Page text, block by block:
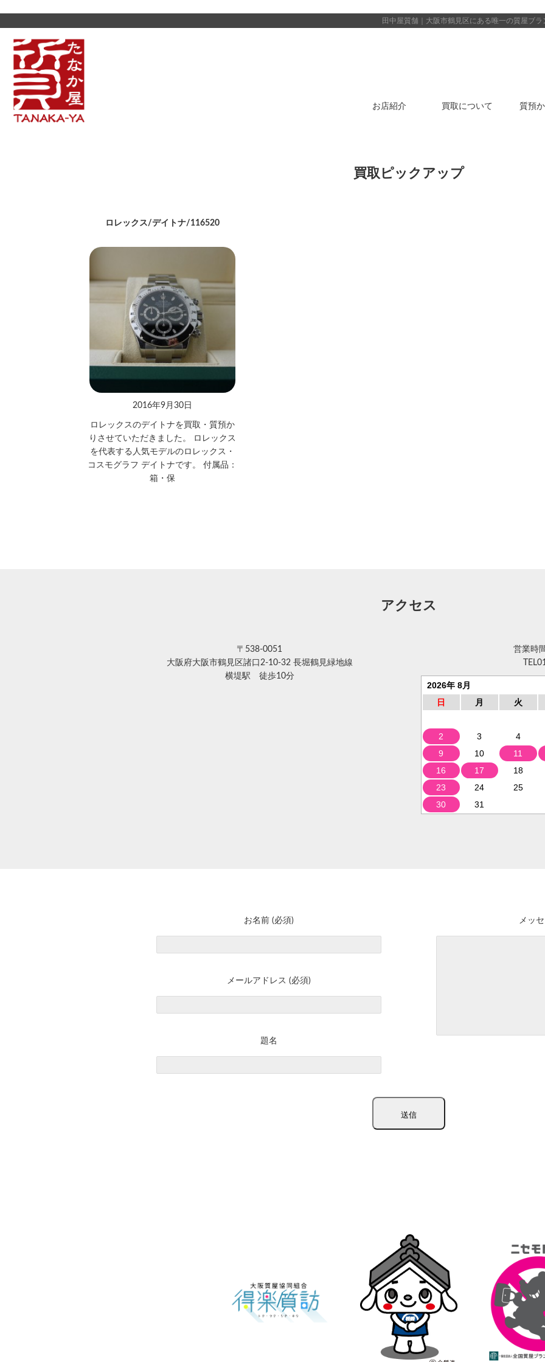
田中屋質舗｜大阪市鶴見区にある唯一の質屋ブラ
お店紹介 買取について 質預
買取ピックアップ
ロレックス/デイトナ/116520
2016年9月30日
ロレックスのデイトナを買取・質預か
りさせていただきました。 ロレックス
を代表する人気モデルのロレックス・
コスモグラフ デイトナです。 付属品：
箱・保
アクセス
〒538-0051
大阪府大阪市鶴見区諸口2-10-32 長堀鶴見緑地線
横堤駅 徒歩10分
営業時
TEL
2026年 8月
日
月 火
2 3
4
9
10
11
16
17
18
23
24
25
30
31
お名前 (必須)
メールアドレス (必須)
題名
メッ